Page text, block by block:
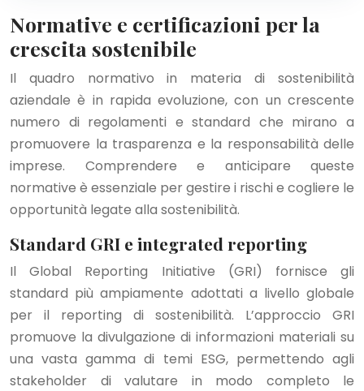
Normative e certificazioni per la
crescita sostenibile
Il quadro normativo in materia di sostenibilità
aziendale è in rapida evoluzione, con un crescente
numero di regolamenti e standard che mirano a
promuovere la trasparenza e la responsabilità delle
imprese. Comprendere e anticipare queste
normative è essenziale per gestire i rischi e cogliere le
opportunità legate alla sostenibilità.
Standard GRI e integrated reporting
Il Global Reporting Initiative (GRI) fornisce gli
standard più ampiamente adottati a livello globale
per il reporting di sostenibilità. L’approccio GRI
promuove la divulgazione di informazioni materiali su
una vasta gamma di temi ESG, permettendo agli
stakeholder di valutare in modo completo le